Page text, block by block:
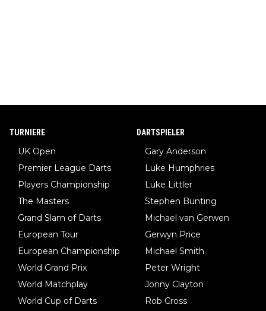
TURNIERE
UK Open
Premier League Darts
Players Championship
The Masters
Grand Slam of Darts
European Tour
European Championship
World Grand Prix
World Matchplay
World Cup of Darts
DARTSPIELER
Gary Anderson
Luke Humphries
Luke Littler
Stephen Bunting
Michael van Gerwen
Gerwyn Price
Michael Smith
Peter Wright
Jonny Clayton
Rob Cross